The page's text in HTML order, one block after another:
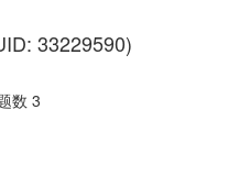
33229590)
数 3